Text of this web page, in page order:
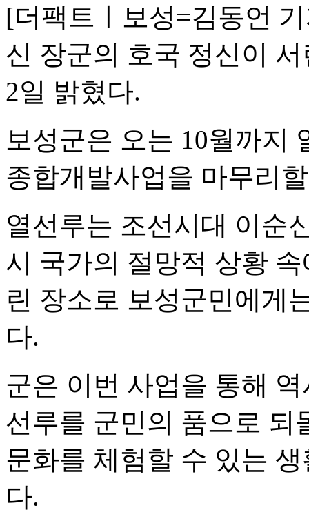
[더팩트ㅣ보성=김동언
신 장군의 호국 정신이
2일 밝혔다.
보성군은 오는 10월까지
종합개발사업을 마무리
열선루는 조선시대 이순
시 국가의 절망적 상황
린 장소로 보성군민에게
다.
군은 이번 사업을 통해
선루를 군민의 품으로 되
문화를 체험할 수 있는
다.